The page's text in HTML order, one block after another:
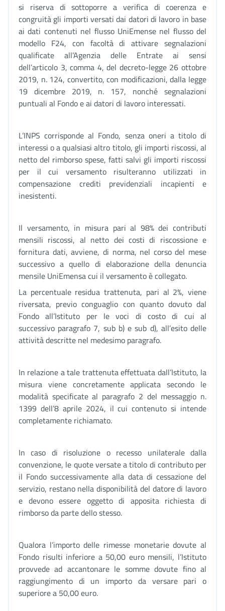
si riserva di sottoporre a verifica di coerenza e
congruità gli importi versati dai datori di lavoro in base
ai dati contenuti nel flusso UniEmense nel flusso del
modello F24, con facoltà di attivare segnalazioni
qualificate all’Agenzia delle Entrate ai sensi
dell’articolo 3, comma 4, del decreto-legge 26 ottobre
2019, n. 124, convertito, con modificazioni, dalla legge
19 dicembre 2019, n. 157, nonché segnalazioni
puntuali al Fondo e ai datori di lavoro interessati.
L’INPS corrisponde al Fondo, senza oneri a titolo di
interessi o a qualsiasi altro titolo, gli importi riscossi, al
netto del rimborso spese, fatti salvi gli importi riscossi
per il cui versamento risulteranno utilizzati in
compensazione crediti previdenziali incapienti e
inesistenti.
Il versamento, in misura pari al 98% dei contributi
mensili riscossi, al netto dei costi di riscossione e
fornitura dati, avviene, di norma, nel corso del mese
successivo a quello di elaborazione della denuncia
mensile UniEmensa cui il versamento è collegato.
La percentuale residua trattenuta, pari al 2%, viene
riversata, previo conguaglio con quanto dovuto dal
Fondo all’Istituto per le voci di costo di cui al
successivo paragrafo 7, sub b) e sub d), all’esito delle
attività descritte nel medesimo paragrafo.
In relazione a tale trattenuta effettuata dall’Istituto, la
misura viene concretamente applicata secondo le
modalità specificate al paragrafo 2 del messaggio n.
1399 dell’8 aprile 2024, il cui contenuto si intende
completamente richiamato.
In caso di risoluzione o recesso unilaterale dalla
convenzione, le quote versate a titolo di contributo per
il Fondo successivamente alla data di cessazione del
servizio, restano nella disponibilità del datore di lavoro
e devono essere oggetto di apposita richiesta di
rimborso da parte dello stesso.
Qualora l’importo delle rimesse monetarie dovute al
Fondo risulti inferiore a 50,00 euro mensili, l’Istituto
provvede ad accantonare le somme dovute fino al
raggiungimento di un importo da versare pari o
superiore a 50,00 euro.